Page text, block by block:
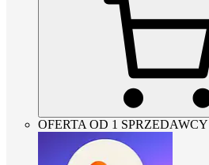
OFERTA OD 1 SPRZEDAWCY